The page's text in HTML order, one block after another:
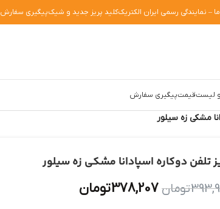
– نمایندگی رسمی ایران الکتریککلید پریز جدید و شیکپیگیری سفارش
و لیست‌قیمتپیگیری سفارش
مشکی زه سیلور
تلفن دوکاره اسپادانا مشکی زه سیلور
تومان378,207تومان